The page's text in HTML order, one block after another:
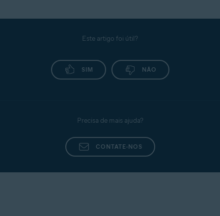
Este artigo foi útil?
SIM NÃO
Precisa de mais ajuda?
CONTATE-NOS